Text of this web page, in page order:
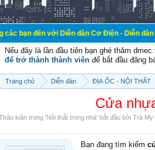
đàn Cơ Điện - Diễn đàn Cơ điện là nơi
Nếu đây là lần đầu tiên bạn ghé thăm
để trở thành thành viên để bắt đầu đăng
Trang chủ Diễn đàn ĐỊA ỐC - NỘI THẤT
Cửa
luận trong 'Nội thất trong nhà' bắt đầu bởi Trà My
Bạn đang tìm kiếm